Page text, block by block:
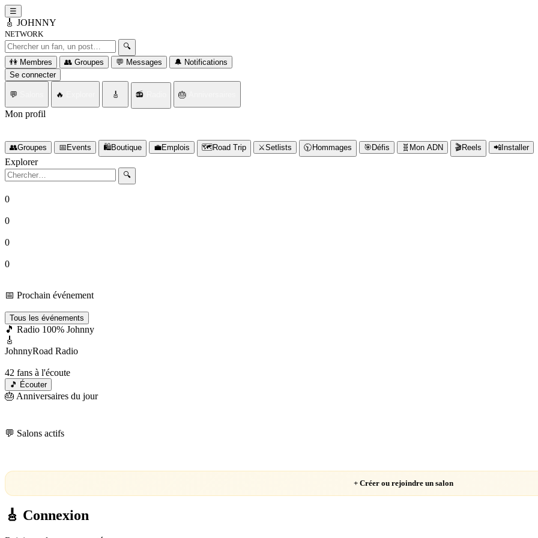
☰
🎸 JOHNNY
NETWORK
Rechercher un fan ou un post
🔍
👫 Membres
👥 Groupes 💬 Messages
🔔 Notifications
Se connecter
💬 🔥 🎸 📻 🎂
Mon profil
👥Groupes 📅Events 🛍️Boutique 💼Emplois 🗺️Road Trip ⚔️Setlists 🕥️Hommages 🎯Défis 🧬 Mon ADN 🎬Reels 📲Installer
Explorer
Rechercher
🔍
0
0
0
0
📅 Prochain événement
Tous les événements
🎵 Radio 100% Johnny
🎸
JohnnyRoad Radio
42 fans à l'écoute
🎵 Écouter
🎂 Anniversaires du jour
💬 Salons actifs
+ Créer ou rejoindre un salon
🎸 Connexion